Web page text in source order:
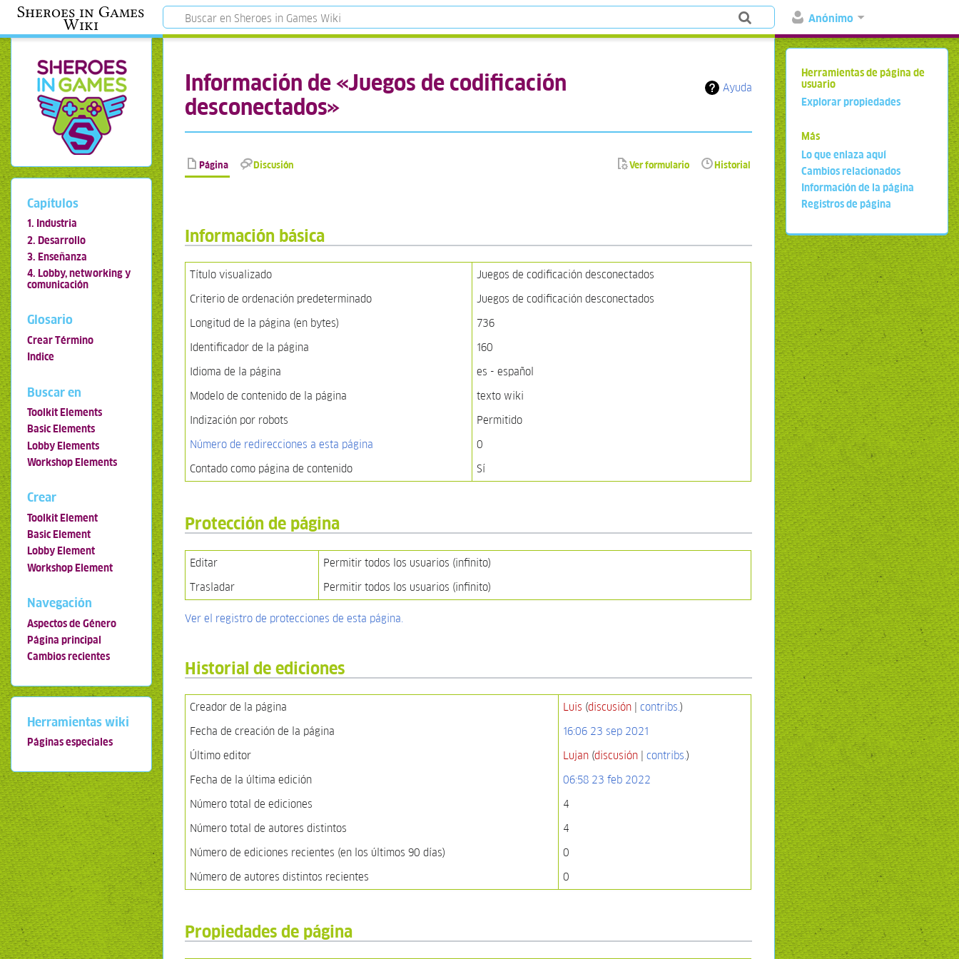
Anónimo
Sheroes in Games
Wiki
Ayuda
Información de «Juegos de codificación
desconectados»
Página Discusión Ver formulario Historial
Información básica
Título visualizado
Juegos de codificación desconectados
Criterio de ordenación predeterminado
Juegos de codificación desconectados
Longitud de la página (en bytes)
736
Identificador de la página
160
Idioma de la página
es - español
Modelo de contenido de la página
texto wiki
Indización por robots
Permitido
Número de redirecciones a esta página
0
Contado como página de contenido
Sí
Protección de página
Editar
Permitir todos los usuarios (infinito)
Trasladar
Permitir todos los usuarios (infinito)
Ver el registro de protecciones de esta página.
Historial de ediciones
Creador de la página Luis (discusión |contribs.)
Fecha de creación de la página
16:06 23 sep 2021
Último editor
Lujan (discusión |contribs.)
Fecha de la última edición
06:58 23 feb 2022
Número total de ediciones
4
Número total de autores distintos
4
Número de ediciones recientes (en los últimos 90 días)
0
Número de autores distintos recientes
0
Propiedades de página
Capítulos
1. Industria
2. Desarrollo
3. Enseñanza
4. Lobby, networking y
comunicación
Glosario
Crear Término
Indice
Buscar en
Toolkit Elements
Basic Elements
Lobby Elements
Workshop Elements
Crear
Toolkit Element
Basic Element
Lobby Element
Workshop Element
Navegación
Aspectos de Género
Página principal
Cambios recientes
Herramientas wiki
Páginas especiales
Herramientas de página de
usuario
Explorar propiedades
Más
Lo que enlaza aquí
Cambios relacionados
Información de la página
Registros de página